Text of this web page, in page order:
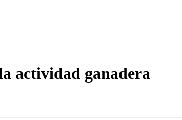
actividad ganadera